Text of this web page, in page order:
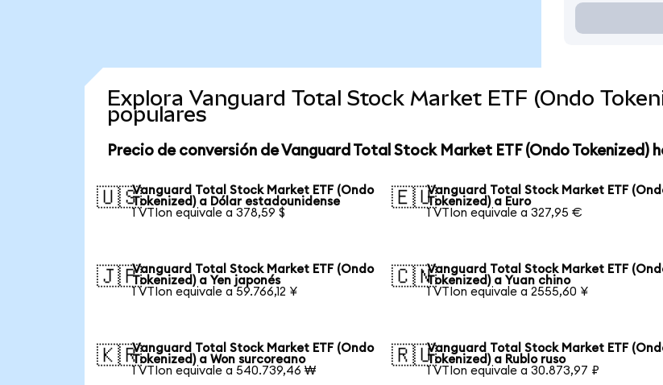
Explora Vanguard Total Stock Market ETF (Ondo
populares
Precio de conversión de Vanguard Total Stock Market ETF (Ondo Tokenized)
🇺🇸Vanguard Total Stock Market ETF (Ondo
Tokenized) a Dólar estadounidense
1 VTIon equivale a 378,59 $
🇪🇺Vanguard Total Stock Market ETF
Tokenized) a Euro
1 VTIon equivale a 327,95 €
🇯🇵Vanguard Total Stock Market ETF (Ondo
Tokenized) a Yen japonés
1 VTIon equivale a 59.766,12 ¥
🇨🇳Vanguard Total Stock Market ETF
Tokenized) a Yuan chino
1 VTIon equivale a 2555,60 ¥
🇰🇷Vanguard Total Stock Market ETF (Ondo
Tokenized) a Won surcoreano
1 VTIon equivale a 540.739,46 ₩
🇷🇺Vanguard Total Stock Market ETF
Tokenized) a Rublo ruso
1 VTIon equivale a 30.873,97 ₽